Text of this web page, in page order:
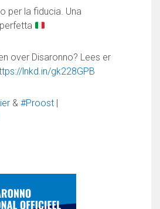
per la fiducia. Una
over Disaronno? Lees er
lnkd.in/gk228GPB
& #Proost |